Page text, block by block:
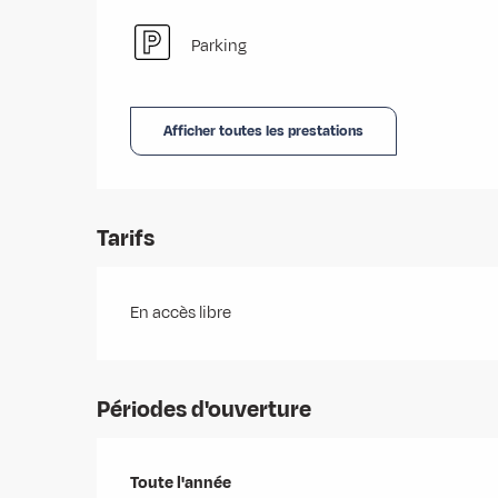
Parking
Afficher toutes les prestations
Tarifs
En accès libre
Périodes d'ouverture
Toute l'année
Toute l'année